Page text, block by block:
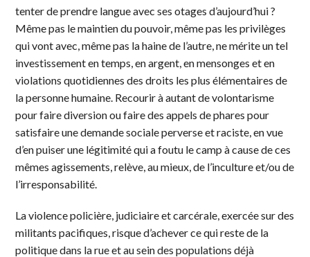
tenter de prendre langue avec ses otages d’aujourd’hui ?
Même pas le maintien du pouvoir, même pas les privilèges
qui vont avec, même pas la haine de l’autre, ne mérite un tel
investissement en temps, en argent, en mensonges et en
violations quotidiennes des droits les plus élémentaires de
la personne humaine. Recourir à autant de volontarisme
pour faire diversion ou faire des appels de phares pour
satisfaire une demande sociale perverse et raciste, en vue
d’en puiser une légitimité qui a foutu le camp à cause de ces
mêmes agissements, relève, au mieux, de l’inculture et/ou de
l’irresponsabilité.
La violence policière, judiciaire et carcérale, exercée sur des
militants pacifiques, risque d’achever ce qui reste de la
politique dans la rue et au sein des populations déjà